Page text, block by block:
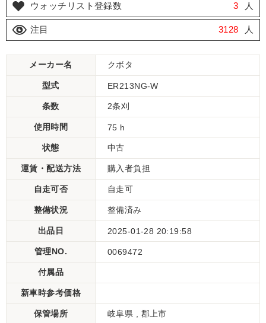
ウォッチリスト登録数 3 人
注目 3128 人
メーカー名 クボタ
型式 ER213NG-W
条数 2条刈
使用時間 75 h
状態 中古
運賃・配送方法 購入者負担
自走可否 自走可
整備状況 整備済み
出品日 2025-01-28 20:19:58
管理NO. 0069472
付属品
新車時参考価格
保管場所 岐阜県 , 郡上市